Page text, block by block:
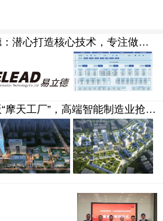
【展商推荐】易立德：潜心打造核心技术，专注做高端制造业的数字化转型“配套专家”
工业上楼打造现实版“摩天工厂”，高端智能制造业抢先一步